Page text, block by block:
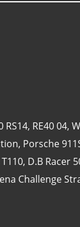
RS14, RE40 04,
, Porsche
, D.B Racer
Challenge